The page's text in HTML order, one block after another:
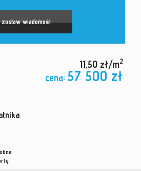
zostaw wiadomość
11,50 zł/m2
cena: 57 500 zł